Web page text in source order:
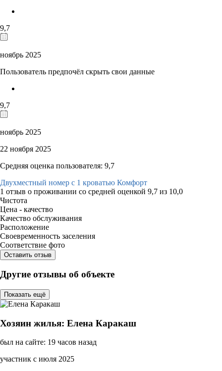
9,7
ноябрь 2025
Пользователь предпочёл скрыть свои данные
9,7
ноябрь 2025
22 ноября 2025
Средняя оценка пользователя: 9,7
Двухместный номер с 1 кроватью Комфорт
1 отзыв о проживании со средней оценкой 9,7 из 10,0
Чистота
Цена - качество
Качество обслуживания
Расположение
Своевременность заселения
Соответствие фото
Оставить отзыв
Другие отзывы об объекте
Показать ещё
Хозяин жилья: Елена Каракаш
был на сайте: 19 часов назад
участник с июля 2025